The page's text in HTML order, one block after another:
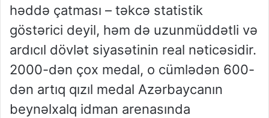
həddə çatması – təkcə statistik
göstərici deyil, həm də uzunmüddətli və
ardıcıl dövlət siyasətinin real nəticəsidir.
2000-dən çox medal, o cümlədən 600-
dən artıq qızıl medal Azərbaycanın
beynəlxalq idman arenasında